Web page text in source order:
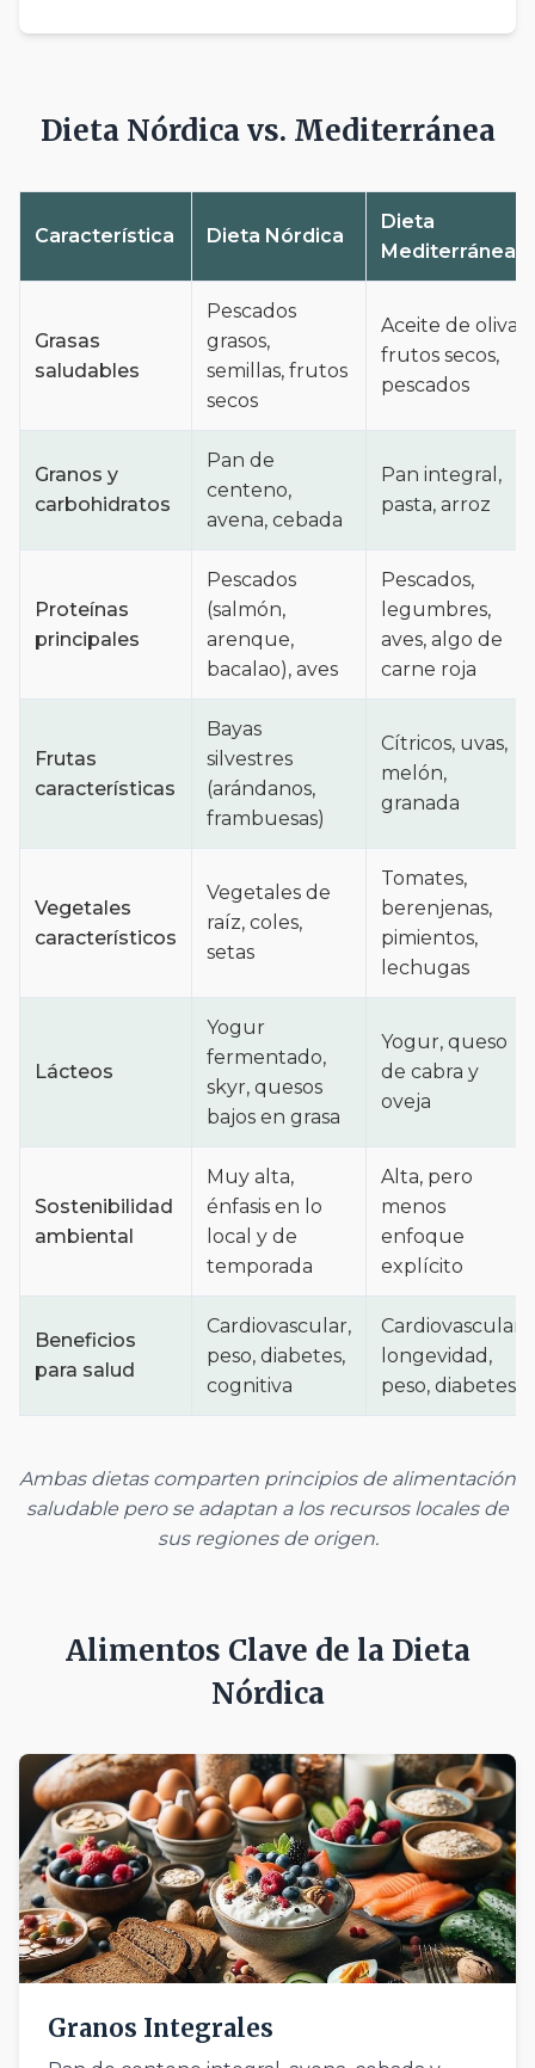
Dieta Nórdica vs. Mediterránea
Característica Dieta Nórdica
Dieta
Mediterránea
Grasas
saludables
Pescados
grasos,
semillas, frutos
secos
Aceite de oliva,
frutos secos,
pescados
Granos y
carbohidratos
Pan de
centeno,
avena, cebada
Pan integral,
pasta, arroz
Proteínas
principales
Pescados
(salmón,
arenque,
bacalao), aves
Pescados,
legumbres,
aves, algo de
carne roja
Frutas
características
Bayas
silvestres
(arándanos,
frambuesas)
Cítricos, uvas,
melón,
granada
Vegetales
característicos
Vegetales de
raíz, coles,
setas
Tomates,
berenjenas,
pimientos,
lechugas
Lácteos
Yogur
fermentado,
skyr, quesos
bajos en grasa
Yogur, queso
de cabra y
oveja
Sostenibilidad
ambiental
Muy alta,
énfasis en lo
local y de
temporada
Alta, pero
menos
enfoque
explícito
Beneficios
para salud
Cardiovascular,
peso, diabetes,
cognitiva
Cardiovascular,
longevidad,
peso, diabetes
Ambas dietas comparten principios de alimentación
saludable pero se adaptan a los recursos locales de
sus regiones de origen.
Alimentos Clave de la Dieta
Nórdica
Granos Integrales